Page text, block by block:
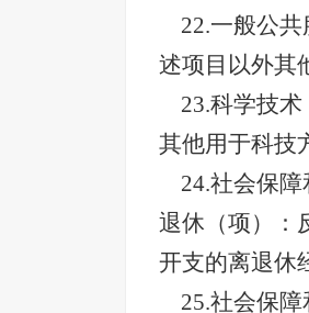
22.一般公
述项目以外其
23.科学技
其他用于科技
24.社会保
退休（项）：
开支的离退休
25.社会保